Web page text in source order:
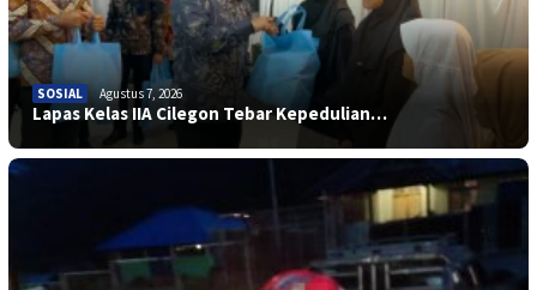
SOSIAL Agustus 7, 2026
Lapas Kelas IIA Cilegon Tebar Kepedulian…